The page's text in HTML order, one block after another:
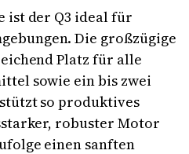
ist der Q3 ideal für
Die großzügige
Platz für alle
sowie ein bis zwei
so produktives
robuster Motor
einen sanften